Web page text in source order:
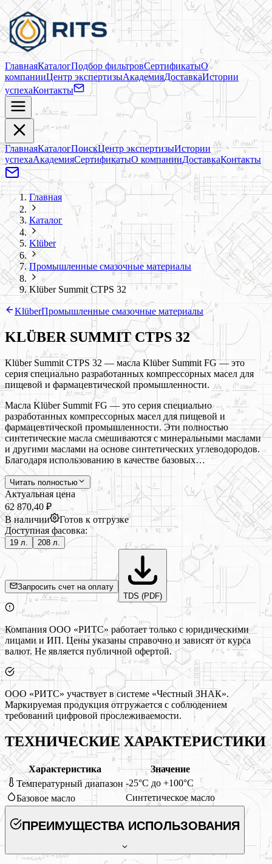
ГлавнаяКаталогПодбор фильтровСертификатыО
компанииЦентр экспертизыАкадемияДоставкаИстории
успехаКонтакты
ГлавнаяКаталогПоискЦентр экспертизыИстории
успехаАкадемияСертификатыО компанииДоставкаКонтакты
Главная
Каталог
Klüber
Промышленные смазочные материалы
Klüber Summit CTPS 32
KlüberПромышленные смазочные материалы
KLÜBER SUMMIT CTPS 32
Klüber Summit CTPS 32 — масла Klüber Summit FG — это
серия специально разработанных компрессорных масел для
пищевой и фармацевтической промышленности.
Масла Klüber Summit FG — это серия специально
разработанных компрессорных масел для пищевой и
фармацевтической промышленности. Эти полностью
синтетические масла смешиваются с минеральными маслами
и другими маслами на основе синтетических углеводородов.
Благодаря использованию в качестве базовых…
Читать полностью
Актуальная цена
62 870,40 ₽
В наличии
Готов к отгрузке
Доступная фасовка:
19 л. 208 л.
Запросить счет на оплату
TDS (PDF)
Компания ООО «РИТС» работает только с юридическими
лицами и ИП. Цены указаны справочно и зависят от курса
валют. Не является публичной офертой.
ООО «РИТС» участвует в системе «Честный ЗНАК».
Маркируемая продукция отгружается с соблюдением
требований цифровой прослеживаемости.
ТЕХНИЧЕСКИЕ ХАРАКТЕРИСТИКИ
Характеристика
Значение
Температурный диапазон -25°C до +100°C
Базовое масло
Синтетическое масло
ПРЕИМУЩЕСТВА ИСПОЛЬЗОВАНИЯ